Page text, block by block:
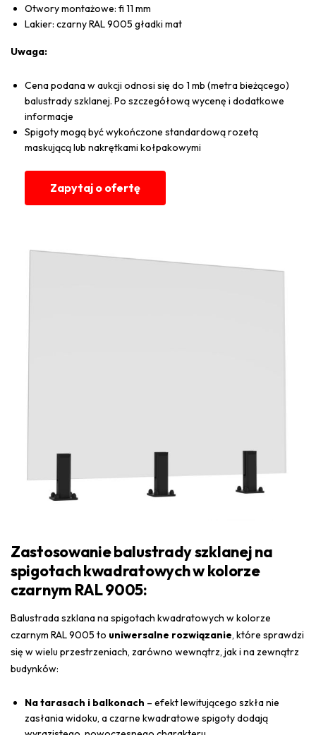
Otwory montażowe: fi 11 mm
Lakier: czarny RAL 9005 gładki mat
Uwaga:
Cena podana w aukcji odnosi się do 1 mb (metra bieżącego)
balustrady szklanej. Po szczegółową wycenę i dodatkowe
informacje
Spigoty mogą być wykończone standardową rozetą
maskującą lub nakrętkami kołpakowymi
Zapytaj o ofertę
Zastosowanie balustrady szklanej na
spigotach kwadratowych w kolorze
czarnym RAL 9005:
Balustrada szklana na spigotach kwadratowych w kolorze
czarnym RAL 9005 to uniwersalne rozwiązanie, które sprawdzi
się w wielu przestrzeniach, zarówno wewnątrz, jak i na zewnątrz
budynków:
Na tarasach i balkonach – efekt lewitującego szkła nie
zasłania widoku, a czarne kwadratowe spigoty dodają